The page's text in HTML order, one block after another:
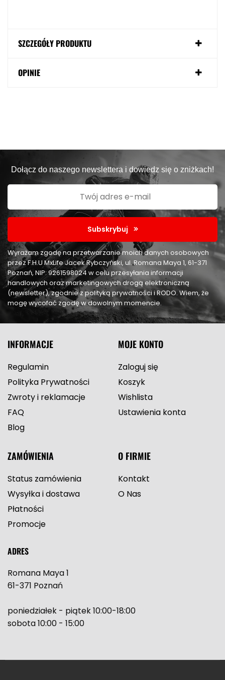
SZCZEGÓŁY PRODUKTU
OPINIE
Dołącz do naszego newslettera i dowiedz się o zniżkach!
Subskrybuj
Wyrażam zgodę na przetwarzanie moich danych osobowych
przez F.H.U MxLife Jacek Rybczyński, ul. Romana Maya 1, 61-371
Poznań, NIP: 9261598024 w celu przesyłania informacji
handlowych oraz marketingowych drogą elektroniczną
(newsletter), zgodnie z polityką prywatności i RODO. Wiem, że
mogę wycofać zgodę w dowolnym momencie.
INFORMACJE
Regulamin
Polityka Prywatności
Zwroty i reklamacje
FAQ
Blog
MOJE KONTO
Zaloguj się
Koszyk
Wishlista
Ustawienia konta
ZAMÓWIENIA
Status zamówienia
Wysyłka i dostawa
Płatności
Promocje
O FIRMIE
Kontakt
O Nas
ADRES
Romana Maya 1
61-371 Poznań
poniedziałek - piątek 10:00-18:00
sobota 10:00 - 15:00